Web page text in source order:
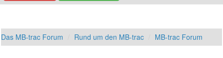
Das MB-trac Forum Rund um den MB-trac MB-trac Forum